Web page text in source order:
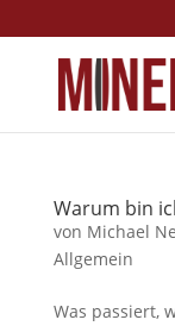
Warum bin
von Michael
Allgemein
Was passiert,